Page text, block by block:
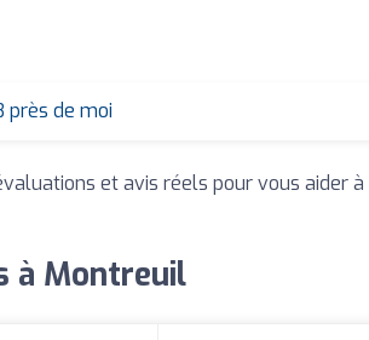
près de moi
et avis réels pour vous aider à
à Montreuil